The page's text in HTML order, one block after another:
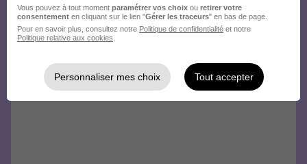
Vous pouvez à tout moment paramétrer vos choix ou retirer votre
consentement en cliquant sur le lien "Gérer les traceurs" en bas de page.
Pour en savoir plus, consultez notre Politique de confidentialité et notre
Politique relative aux cookies
Personnaliser mes choix Tout accepter